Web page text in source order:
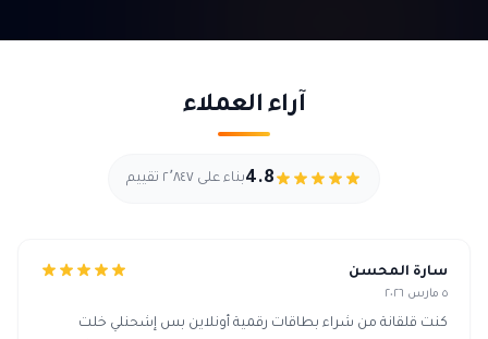
آراء العملاء
4.8بناء على ٢٬٨٤٧ تقييم
سارة المحسن
٥ مارس ٢٠٢٦
كنت قلقانة من شراء بطاقات رقمية أونلاين بس إشحنلي خلت